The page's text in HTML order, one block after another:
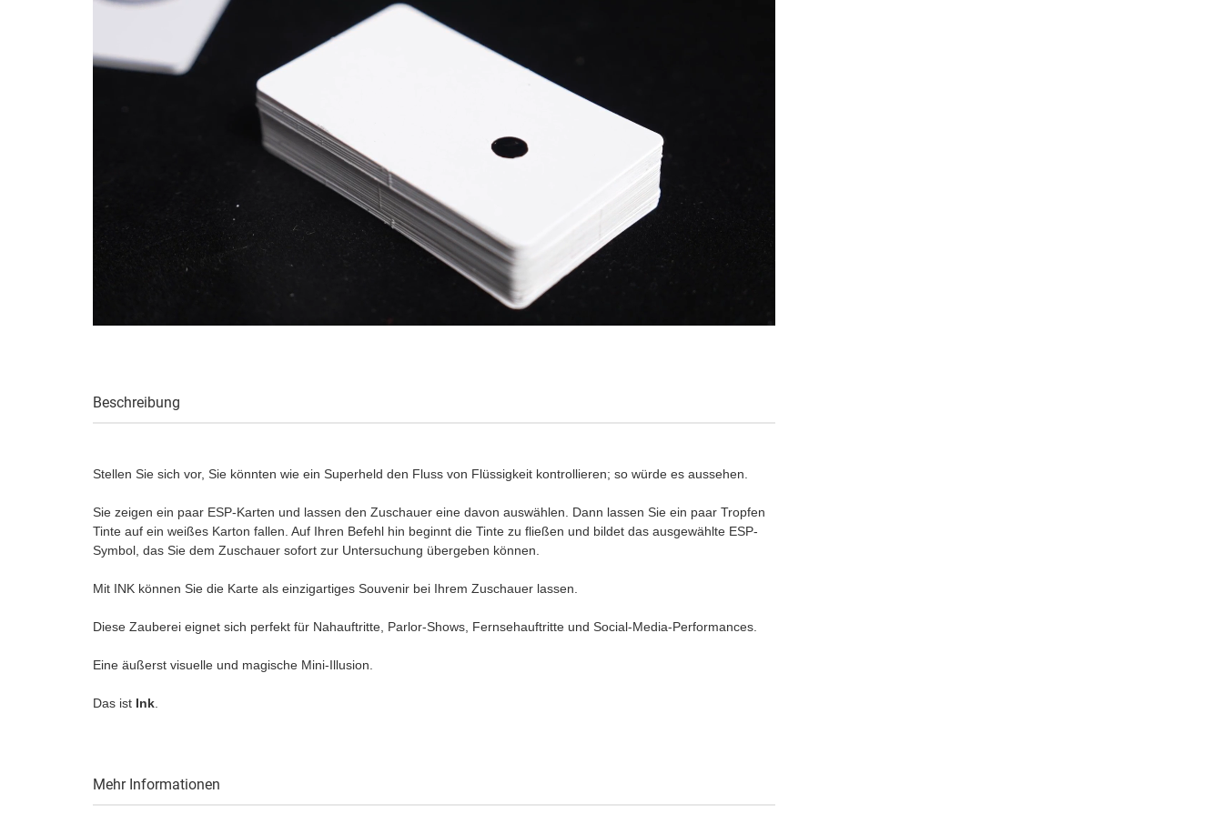
Beschreibung
Stellen Sie sich vor, Sie könnten wie ein Superheld den Fluss von Flüssigkeit kontrollieren; so würde es aussehen.
Sie zeigen ein paar ESP-Karten und lassen den Zuschauer eine davon auswählen. Dann lassen Sie ein paar Tropfen
Tinte auf ein weißes Karton fallen. Auf Ihren Befehl hin beginnt die Tinte zu fließen und bildet das ausgewählte ESP-
Symbol, das Sie dem Zuschauer sofort zur Untersuchung übergeben können.
Mit INK können Sie die Karte als einzigartiges Souvenir bei Ihrem Zuschauer lassen.
Diese Zauberei eignet sich perfekt für Nahauftritte, Parlor-Shows, Fernsehauftritte und Social-Media-Performances.
Eine äußerst visuelle und magische Mini-Illusion.
Das ist Ink
Mehr Informationen